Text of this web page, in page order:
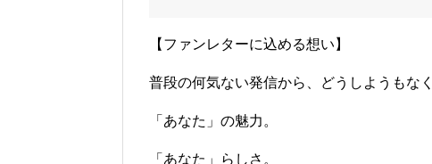
【ファンレターに込める想い】
普段の何気ない発信から、どうしようもな
「あなた」の魅力。
「あなた」らしさ。